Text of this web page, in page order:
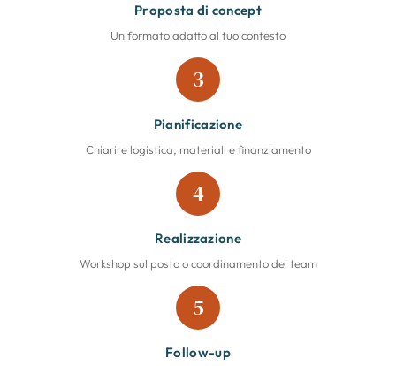
Proposta di concept
Un formato adatto al tuo contesto
3
Pianificazione
Chiarire logistica, materiali e finanziamento
4
Realizzazione
Workshop sul posto o coordinamento del team
5
Follow-up